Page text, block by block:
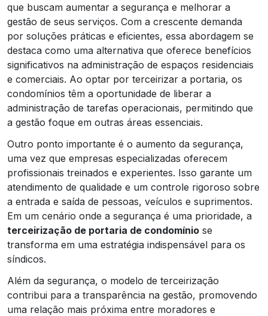
que buscam aumentar a segurança e melhorar a
gestão de seus serviços. Com a crescente demanda
por soluções práticas e eficientes, essa abordagem se
destaca como uma alternativa que oferece benefícios
significativos na administração de espaços residenciais
e comerciais. Ao optar por terceirizar a portaria, os
condomínios têm a oportunidade de liberar a
administração de tarefas operacionais, permitindo que
a gestão foque em outras áreas essenciais.
Outro ponto importante é o aumento da segurança,
uma vez que empresas especializadas oferecem
profissionais treinados e experientes. Isso garante um
atendimento de qualidade e um controle rigoroso sobre
a entrada e saída de pessoas, veículos e suprimentos.
Em um cenário onde a segurança é uma prioridade, a
terceirização de portaria de condomínio se
transforma em uma estratégia indispensável para os
síndicos.
Além da segurança, o modelo de terceirização
contribui para a transparência na gestão, promovendo
uma relação mais próxima entre moradores e